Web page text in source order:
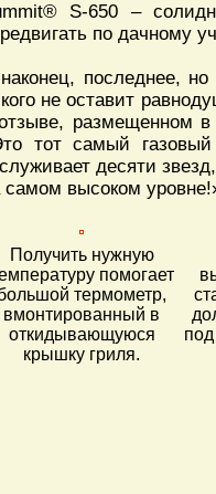
S-650 –
по дачному
последнее,
не оставит
размещенном в
тот самый
десяти
самом высоком
Получить нужную
помогает
термометр,
вмонтированный в
откидывающуюся
крышку гриля.